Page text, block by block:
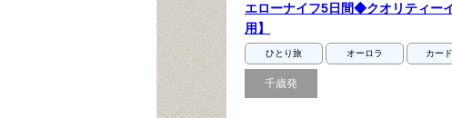
エローナイフ5日間◆クオリティー
用】
ひとり旅 オーロラ カー
千歳発